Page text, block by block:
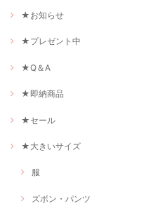
★お知らせ
★プレゼント中
★Q＆A
★即納商品
★セール
★大きいサイズ
服
ズボン・パンツ